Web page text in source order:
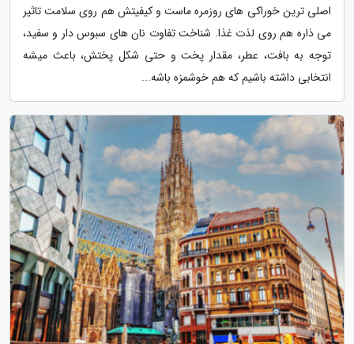
اصلی ترین خوراکی های روزمره ماست و کیفیتش هم روی سلامت تاثیر
می ذاره هم روی لذت غذا. شناخت تفاوت نان های سبوس دار و سفید،
توجه به بافت، عطر، مقدار پخت و حتی شکل پختش، باعث میشه
انتخابی داشته باشیم که هم خوشمزه باشه...